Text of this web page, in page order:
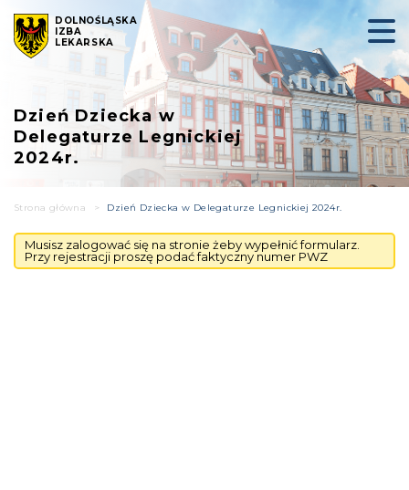
DOLNOŚLĄSKA
IZBA
LEKARSKA
Dzień Dziecka w
Delegaturze Legnickiej
2024r.
Strona główna > Dzień Dziecka w Delegaturze Legnickiej 2024r.
Musisz zalogować się na stronie żeby wypełnić formularz.
Przy rejestracji proszę podać faktyczny numer PWZ